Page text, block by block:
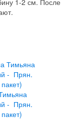
1-2 см. После
- Прян.